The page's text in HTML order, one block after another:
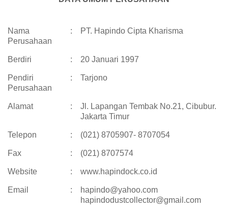
Nama
Perusahaan
: PT. Hapindo Cipta Kharisma
Berdiri : 20 Januari 1997
Pendiri
Perusahaan
: Tarjono
Alamat :
Jl. Lapangan Tembak No.21, Cibubur.
Jakarta Timur
Telepon : (021) 8705907- 8707054
Fax : (021) 8707574
Website : www.hapindock.co.id
Email :
hapindo@yahoo.com
hapindodustcollector@gmail.com